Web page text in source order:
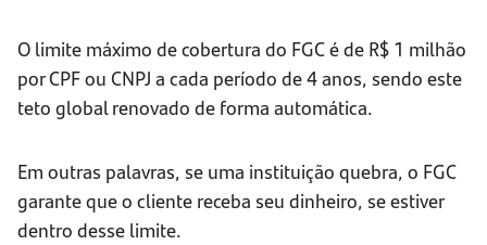
O limite máximo de cobertura do FGC é de R$ 1 milhão
por CPF ou CNPJ a cada período de 4 anos, sendo este
teto global renovado de forma automática.
Em outras palavras, se uma instituição quebra, o FGC
garante que o cliente receba seu dinheiro, se estiver
dentro desse limite.